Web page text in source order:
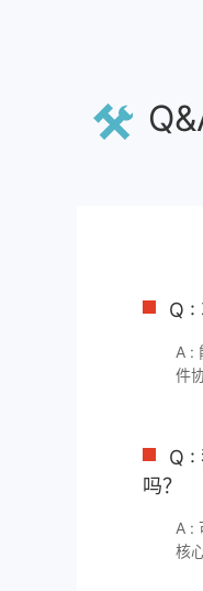
Q :
A :
件
成
Q :
吗？
A :
核